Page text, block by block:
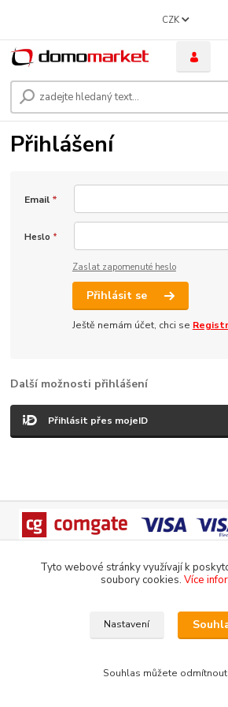
CZK
Přihlášení
Email *
Heslo *
Zaslat zapomenuté heslo
Přihlásit se
Ještě nemám účet, chci se
Další možnosti přihlášení
Přihlásit přes mojeID
Vytvořeno na
Eshop-
Tyto webové stránky využívají k
soubory cookies. Více
Nastavení
Souhlas můžete odmítnout